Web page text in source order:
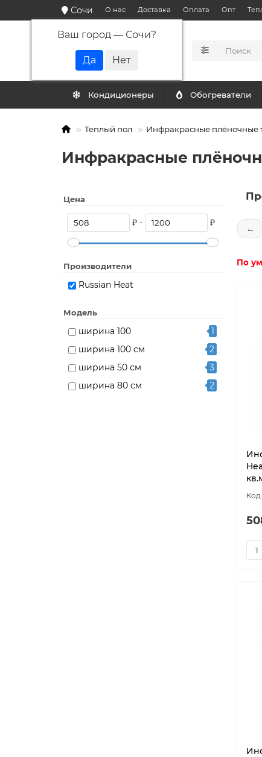
Сочи
Ваш город — Сочи?
О нас Доставка Оплата Опт
Кондиционеры Обогреватели
Теплый пол Инфракрасные плёночные
Инфракрасные
Цена
₽ - ₽
Производители
Russian Heat
Модель
ширина 100
1
ширина 100 см
2
ширина 50 см
3
ширина 80 см
2
←
По